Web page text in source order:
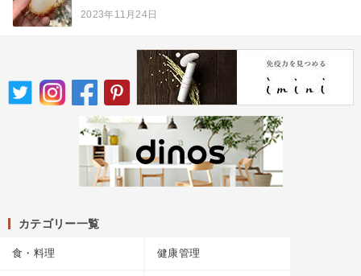
2023年11月24日
カテゴリー一覧
食・料理 健康管理